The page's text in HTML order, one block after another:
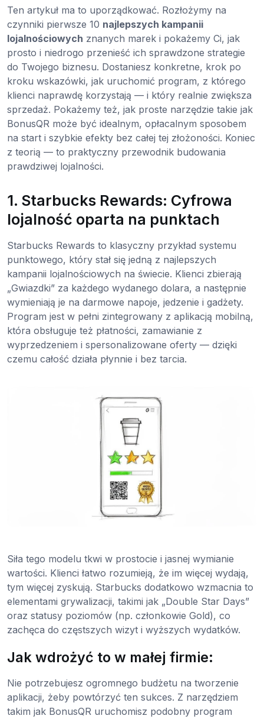
Ten artykuł ma to uporządkować. Rozłożymy na
czynniki pierwsze 10 najlepszych kampanii
lojalnościowych znanych marek i pokażemy Ci, jak
prosto i niedrogo przenieść ich sprawdzone strategie
do Twojego biznesu. Dostaniesz konkretne, krok po
kroku wskazówki, jak uruchomić program, z którego
klienci naprawdę korzystają — i który realnie zwiększa
sprzedaż. Pokażemy też, jak proste narzędzie takie jak
BonusQR może być idealnym, opłacalnym sposobem
na start i szybkie efekty bez całej tej złożoności. Koniec
z teorią — to praktyczny przewodnik budowania
prawdziwej lojalności.
1. Starbucks Rewards: Cyfrowa
lojalność oparta na punktach
Starbucks Rewards to klasyczny przykład systemu
punktowego, który stał się jedną z najlepszych
kampanii lojalnościowych na świecie. Klienci zbierają
„Gwiazdki” za każdego wydanego dolara, a następnie
wymieniają je na darmowe napoje, jedzenie i gadżety.
Program jest w pełni zintegrowany z aplikacją mobilną,
która obsługuje też płatności, zamawianie z
wyprzedzeniem i spersonalizowane oferty — dzięki
czemu całość działa płynnie i bez tarcia.
Siła tego modelu tkwi w prostocie i jasnej wymianie
wartości. Klienci łatwo rozumieją, że im więcej wydają,
tym więcej zyskują. Starbucks dodatkowo wzmacnia to
elementami grywalizacji, takimi jak „Double Star Days”
oraz statusy poziomów (np. członkowie Gold), co
zachęca do częstszych wizyt i wyższych wydatków.
Jak wdrożyć to w małej firmie:
Nie potrzebujesz ogromnego budżetu na tworzenie
aplikacji, żeby powtórzyć ten sukces. Z narzędziem
takim jak BonusQR uruchomisz podobny program